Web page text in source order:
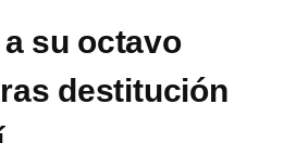
su octavo
destitución